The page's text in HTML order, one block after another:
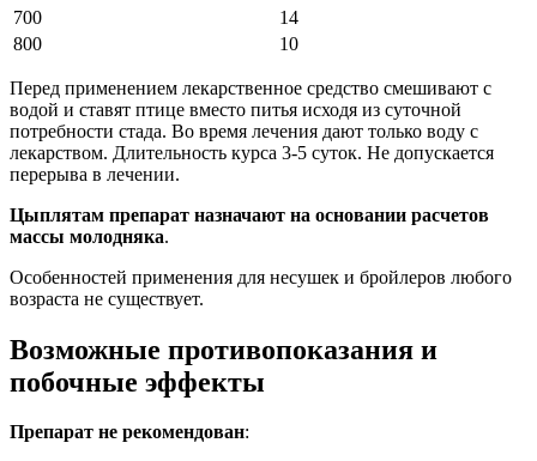
700
14
800
10
Перед применением лекарственное средство смешивают с
водой и ставят птице вместо питья исходя из суточной
потребности стада. Во время лечения дают только воду с
лекарством. Длительность курса 3-5 суток. Не допускается
перерыва в лечении.
Цыплятам препарат назначают на основании расчетов
массы молодняка.
Особенностей применения для несушек и бройлеров любого
возраста не существует.
Возможные противопоказания и
побочные эффекты
Препарат не рекомендован: